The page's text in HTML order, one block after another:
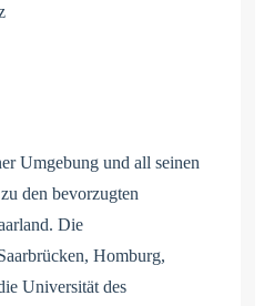
Umgebung und all seinen
den bevorzugten
Die
Homburg,
Universität des